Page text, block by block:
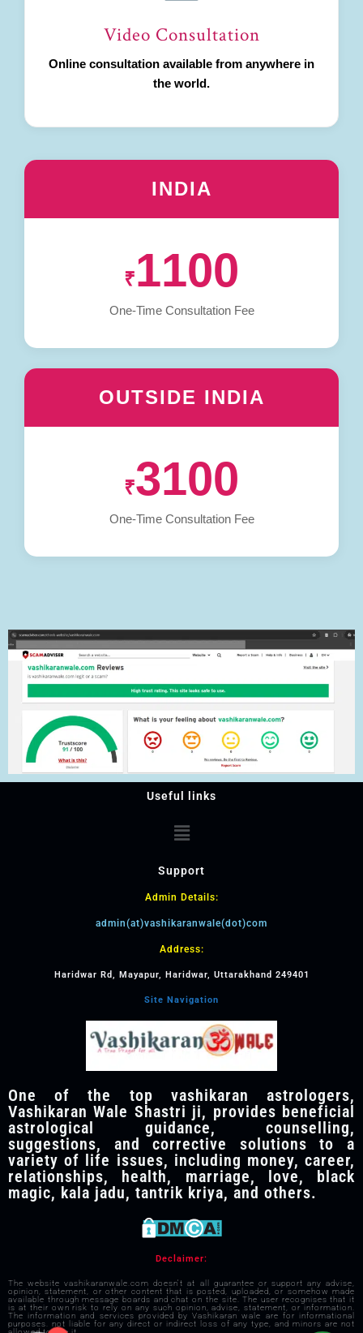
Video Consultation
Online consultation available from anywhere in
the world.
INDIA
₹1100
One-Time Consultation Fee
OUTSIDE INDIA
₹3100
One-Time Consultation Fee
Useful links
Support
Admin Details:
admin(at)vashikaranwale(dot)com
Address:
Haridwar Rd, Mayapur, Haridwar, Uttarakhand 249401
Site Navigation
One of the top vashikaran astrologers,
Vashikaran Wale Shastri ji, provides beneficial
astrological guidance, counselling,
suggestions, and corrective solutions to a
variety of life issues, including money, career,
relationships, health, marriage, love, black
magic, kala jadu, tantrik kriya, and others.
Declaimer:
The website vashikaranwale.com doesn't at all guarantee or support any advise,
opinion, statement, or other content that is posted, uploaded, or somehow made
available through message boards and chat on the site. The user recognises that it
is at their own risk to rely on any such opinion, advise, statement, or information.
The information and services provided by Vashikaran wale are for informational
purposes. not liable for any direct or indirect loss of any type, and minors are not